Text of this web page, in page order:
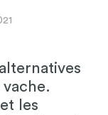
les